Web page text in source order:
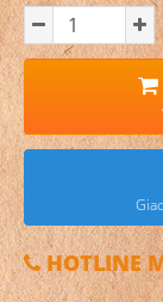
HOTLINE